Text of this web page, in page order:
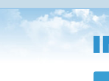
Přejít
na
hlavní
obsah